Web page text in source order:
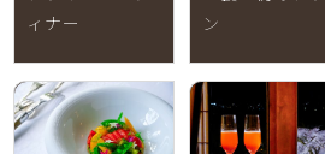
ィナー
ン